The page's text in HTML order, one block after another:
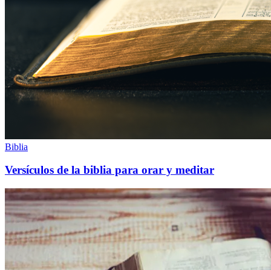
Biblia
Versículos de la biblia para orar y meditar